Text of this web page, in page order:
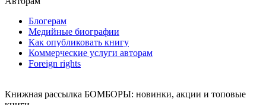
Блогерам
Медийные биографии
Как опубликовать книгу
Коммерческие услуги авторам
Foreign rights
Книжная рассылка БОМБОРЫ: новинки, акции и топовые